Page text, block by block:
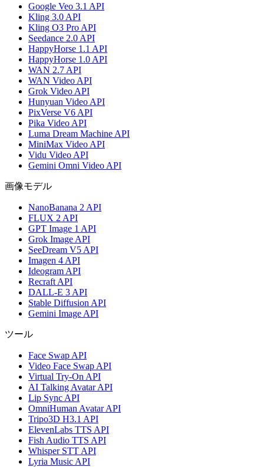
Google Veo 3.1 API
Kling 3.0 API
Kling O3 Pro API
Seedance 2.0 API
HappyHorse 1.1 API
HappyHorse 1.0 API
WAN 2.7 API
WAN Video API
Grok Video API
Hunyuan Video API
PixVerse V6 API
Pika Video API
Luma Dream Machine API
MiniMax Video API
Vidu Video API
Gemini Omni Video API
画像モデル
NanoBanana 2 API
FLUX 2 API
GPT Image 1 API
Grok Image API
SeeDream V5 API
Imagen 4 API
Ideogram API
Recraft API
DALL-E 3 API
Stable Diffusion API
Gemini Image API
ツール
Face Swap API
Video Face Swap API
Virtual Try-On API
AI Talking Avatar API
Lip Sync API
OmniHuman Avatar API
Tripo3D H3.1 API
ElevenLabs TTS API
Fish Audio TTS API
Whisper STT API
Lyria Music API